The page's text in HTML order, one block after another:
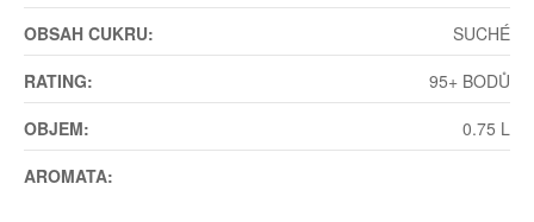
OBSAH CUKRU:
SUCHÉ
RATING:
95+ BODŮ
OBJEM:
0.75 L
AROMATA: